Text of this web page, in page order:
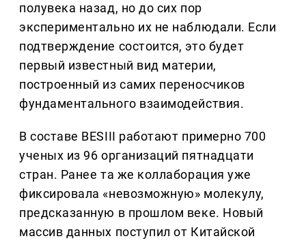
полувека назад, но до сих пор
экспериментально их не наблюдали. Если
подтверждение состоится, это будет
первый известный вид материи,
построенный из самих переносчиков
фундаментального взаимодействия.
В составе BESIII работают примерно 700
ученых из 96 организаций пятнадцати
стран. Ранее та же коллаборация уже
фиксировала «невозможную» молекулу,
предсказанную в прошлом веке. Новый
массив данных поступил от Китайской